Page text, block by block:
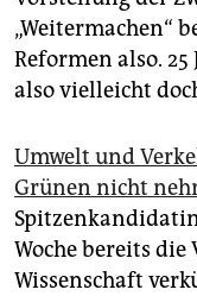
„Weitermachen“
Reformen also.
also vielleicht
Umwelt und
Grünen nicht
Woche bereits
Wissenschaft